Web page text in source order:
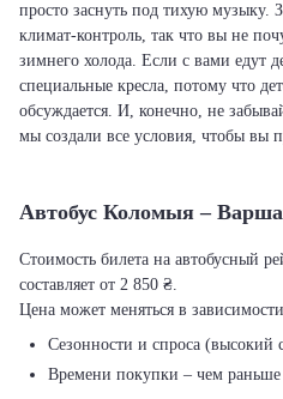
просто заснуть под тихую музыку.
климат-контроль, так что вы не
зимнего холода. Если с вами едут
специальные кресла, потому что
обсуждается. И, конечно, не
мы создали все условия, чтобы вы
Автобус Коломыя –
Стоимость билета на автобусный
составляет от 2 850 ₴.
Цена может меняться в
Сезонности и спроса (высокий
Времени покупки – чем раньше